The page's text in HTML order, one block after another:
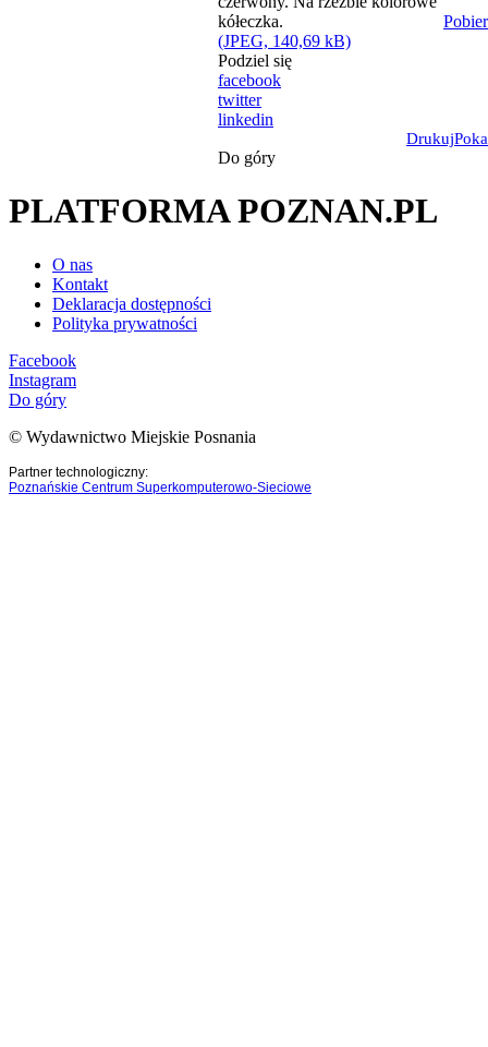
(JPEG, 140,69 kB)
Podziel się
facebook
twitter
linkedin
Drukuj
Do góry
PLATFORMA POZNAN.PL
O nas
Kontakt
Deklaracja dostępności
Polityka prywatności
Facebook
Instagram
Do góry
© Wydawnictwo Miejskie Posnania
Partner technologiczny:
Poznańskie Centrum Superkomputerowo-Sieciowe